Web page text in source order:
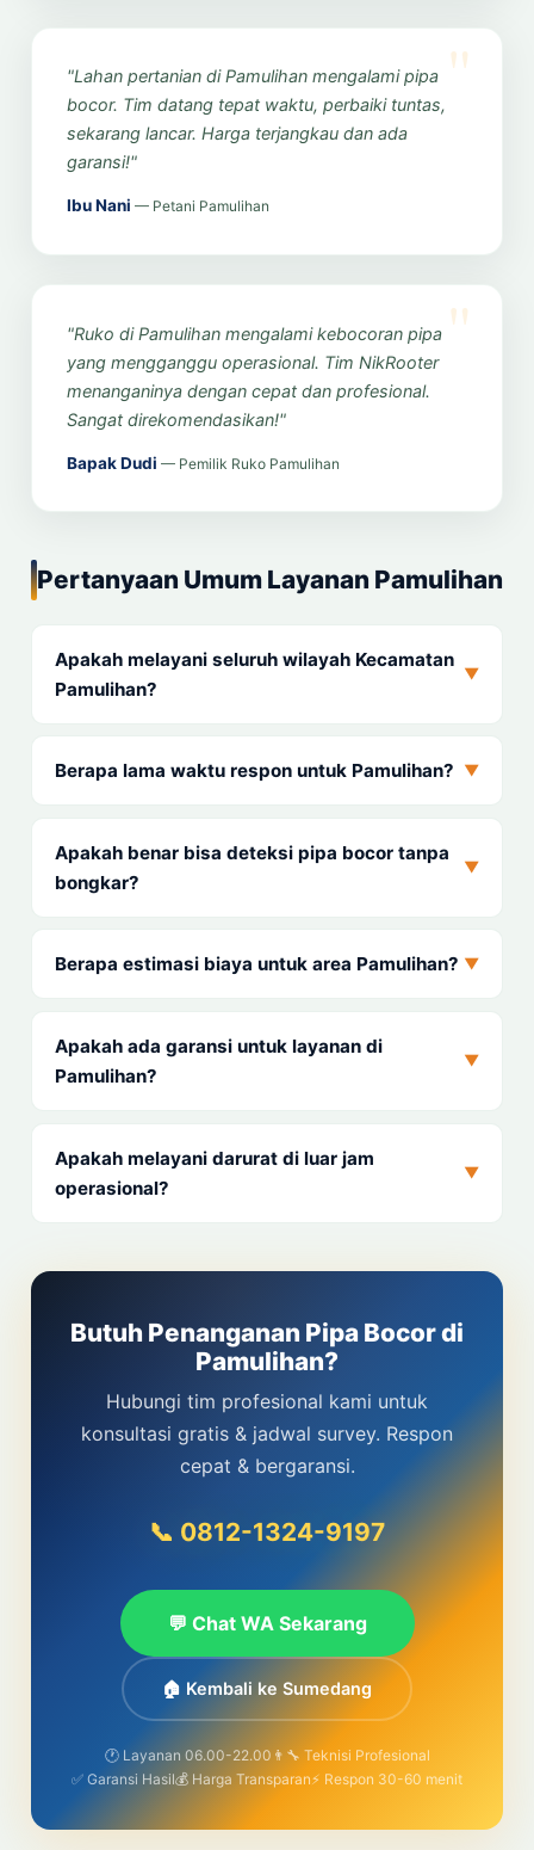
"Lahan pertanian di Pamulihan mengalami pipa
bocor. Tim datang tepat waktu, perbaiki tuntas,
sekarang lancar. Harga terjangkau dan ada
garansi!"
Ibu Nani — Petani Pamulihan
"Ruko di Pamulihan mengalami kebocoran pipa
yang mengganggu operasional. Tim NikRooter
menanganinya dengan cepat dan profesional.
Sangat direkomendasikan!"
Bapak Dudi — Pemilik Ruko Pamulihan
Pertanyaan Umum Layanan Pamulihan
Apakah melayani seluruh wilayah Kecamatan
Pamulihan?
▼
Berapa lama waktu respon untuk Pamulihan? ▼
Apakah benar bisa deteksi pipa bocor tanpa
bongkar?
▼
Berapa estimasi biaya untuk area Pamulihan? ▼
Apakah ada garansi untuk layanan di
Pamulihan?
▼
Apakah melayani darurat di luar jam
operasional?
▼
Butuh Penanganan Pipa Bocor di
Pamulihan?
Hubungi tim profesional kami untuk
konsultasi gratis & jadwal survey. Respon
cepat & bergaransi.
📞 0812-1324-9197
💬 Chat WA Sekarang
🏠 Kembali ke Sumedang
🕐 Layanan 06.00-22.00 👨‍🔧 Teknisi Profesional
✅ Garansi Hasil💰 Harga Transparan⚡ Respon 30-60 menit